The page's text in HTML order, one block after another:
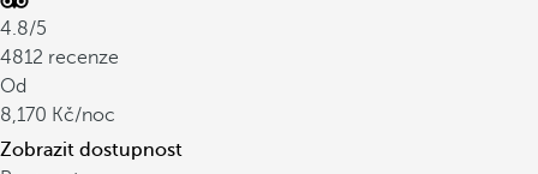
4.8/5
4812 recenze
Od
8,170
/noc
Zobrazit dostupnost